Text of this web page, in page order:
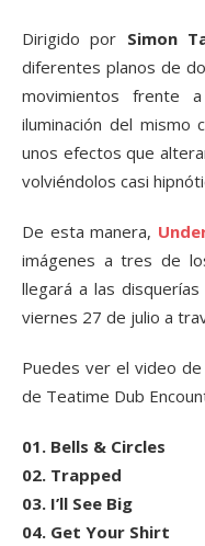
Dirigido por Simon
diferentes planos de
movimientos frente
iluminación del mismo
unos efectos que
volviéndolos casi
De esta manera,
imágenes a tres de
llegará a las
viernes 27 de julio a
Puedes ver el video
de Teatime Dub
01. Bells & Circles
02. Trapped
03. I’ll See Big
04. Get Your Shirt